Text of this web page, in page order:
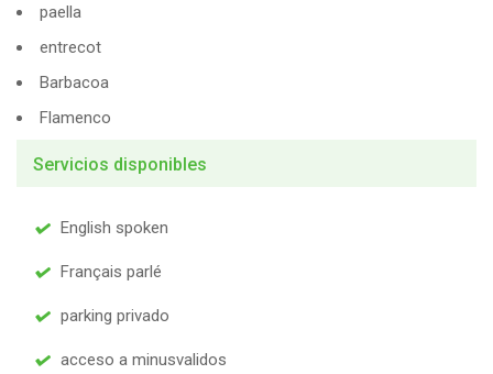
paella
entrecot
Barbacoa
Flamenco
Servicios disponibles
English spoken
Français parlé
parking privado
acceso a minusvalidos